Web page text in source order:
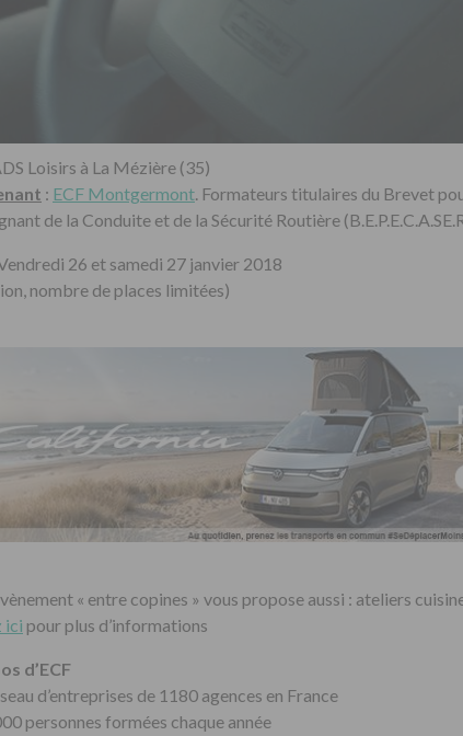
Loisirs à La Mézière (35)
: ECF Montgermont. Formateurs titulaires du Brevet
de la Conduite et de la Sécurité Routière
26 et samedi 27 janvier 2018
nombre de places limitées)
« entre copines » vous propose aussi : ateliers
ici pour plus d’informations
d’ECF
d’entreprises de 1180 agences en France
personnes formées chaque année